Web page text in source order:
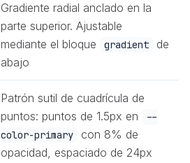
Gradiente radial anclado en la
parte superior. Ajustable
mediante el bloque
gradient
de
abajo
Patrón sutil de cuadrícula de
puntos: puntos de 1.5px en
--
color-primary
con 8% de
opacidad, espaciado de 24px